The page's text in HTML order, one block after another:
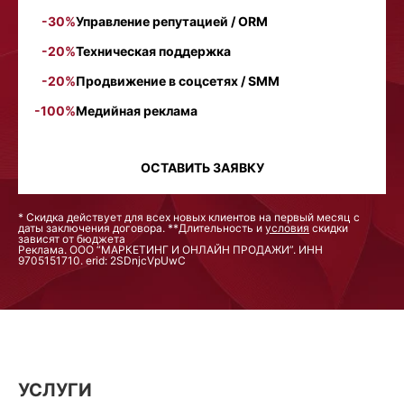
-30%Управление репутацией / ORM
-20%Техническая поддержка
-20%Продвижение в соцсетях / SMM
-100%Медийная реклама
ОСТАВИТЬ ЗАЯВКУ
* Скидка действует для всех новых клиентов на первый месяц с
даты заключения договора. **Длительность и условия скидки
зависят от бюджета
Реклама. ООО “МАРКЕТИНГ И ОНЛАЙН ПРОДАЖИ”. ИНН
9705151710. erid: 2SDnjcVpUwC
УСЛУГИ